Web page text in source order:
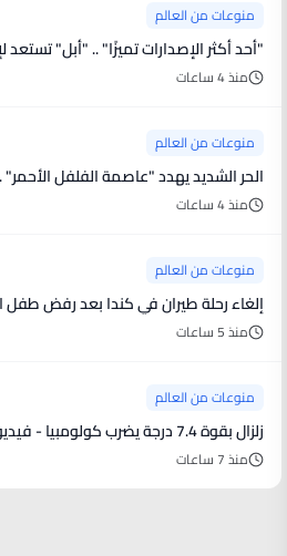
منوعات من العالم
"أحد أكثر الإصدارات تميزًا" .. "أبل" تستعد لإحياء ساعتها الخزفية
منذ 4 ساعات
منوعات من العالم
الحر الشديد يهدد "عاصمة الفلفل الأحمر" .. هكذا
منذ 4 ساعات
منوعات من العالم
إلغاء رحلة طيران في كندا بعد رفض طفل
منذ 5 ساعات
منوعات من العالم
زلزال بقوة 7.4 درجة يضرب كولومبيا - فيديو
منذ 7 ساعات